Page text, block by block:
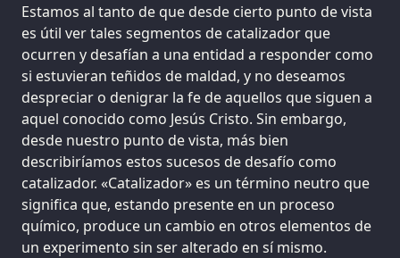
Estamos al tanto de que desde cierto punto de vista
es útil ver tales segmentos de catalizador que
ocurren y desafían a una entidad a responder como
si estuvieran teñidos de maldad, y no deseamos
despreciar o denigrar la fe de aquellos que siguen a
aquel conocido como Jesús Cristo. Sin embargo,
desde nuestro punto de vista, más bien
describiríamos estos sucesos de desafío como
catalizador. «Catalizador» es un término neutro que
significa que, estando presente en un proceso
químico, produce un cambio en otros elementos de
un experimento sin ser alterado en sí mismo.